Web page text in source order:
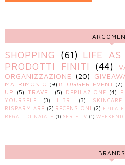
SHOPPING (61) LIFE
PRODOTTI FINITI
(44)
ORGANIZZAZIONE
(20)
MATRIMONIO (9) BLOGGER EVENT (7)
UP (5) TRAVEL (5) DEPILAZIONE (4)
YOURSELF
(3) LIBRI (3) SKINCARE
RISPARMIARE (2) RECENSIONI (2) EPILATE
REGALI DI NATALE (1) SERIE TV (1) WEEKEND
BRANDS